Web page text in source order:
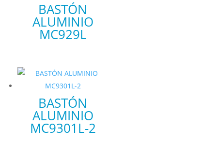
BASTÓN
ALUMINIO
MC929L
BASTÓN
ALUMINIO
MC9301L-2